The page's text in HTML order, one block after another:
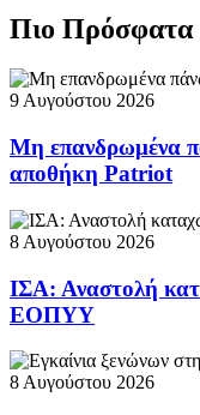
Πιο Πρόσφατα
9 Αυγούστου 2026
Μη επανδρωμένα
αποθήκη Patriot
8 Αυγούστου 2026
ΙΣΑ: Αναστολή
ΕΟΠΥΥ
8 Αυγούστου 2026